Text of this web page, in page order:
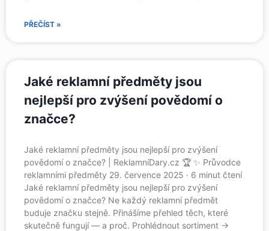
PŘEČÍST »
Jaké reklamní předměty jsou
nejlepší pro zvýšení povědomí o
značce?
Jaké reklamní předměty jsou nejlepší pro zvýšení
povědomí o značce? | ReklamníDary.cz 🏆 ✨ Průvodce
reklamními předměty 29. července 2025 · 6 minut čtení
Jaké reklamní předměty jsou nejlepší pro zvýšení
povědomí o značce? Ne každý reklamní předmět
buduje značku stejně. Přinášíme přehled těch, které
skutečně fungují — a proč. Prohlédnout sortiment →